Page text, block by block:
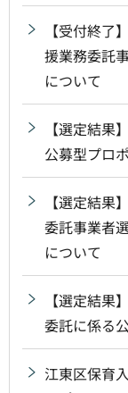
【受付終了
援業務委託
について
【選定結果
公募型プロ
【選定結果
委託事業者
について
【選定結果
委託に係る
江東区保育